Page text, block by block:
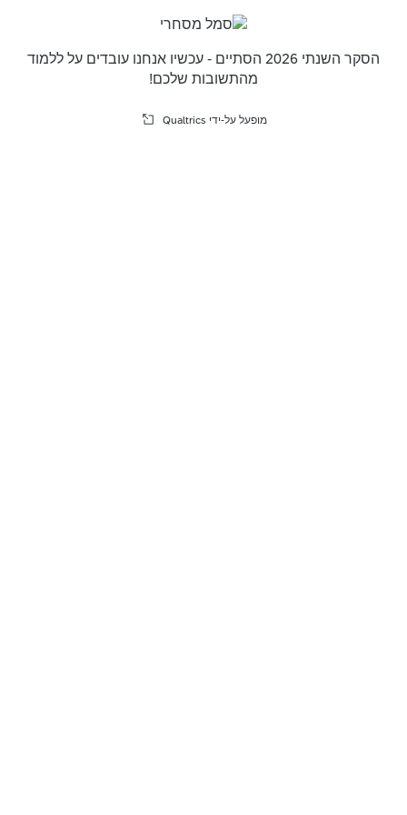
הסקר השנתי 2026 הסתיים - עכשיו אנחנו עובדים על ללמוד
מהתשובות שלכם!
מופעל על-ידי Qualtrics